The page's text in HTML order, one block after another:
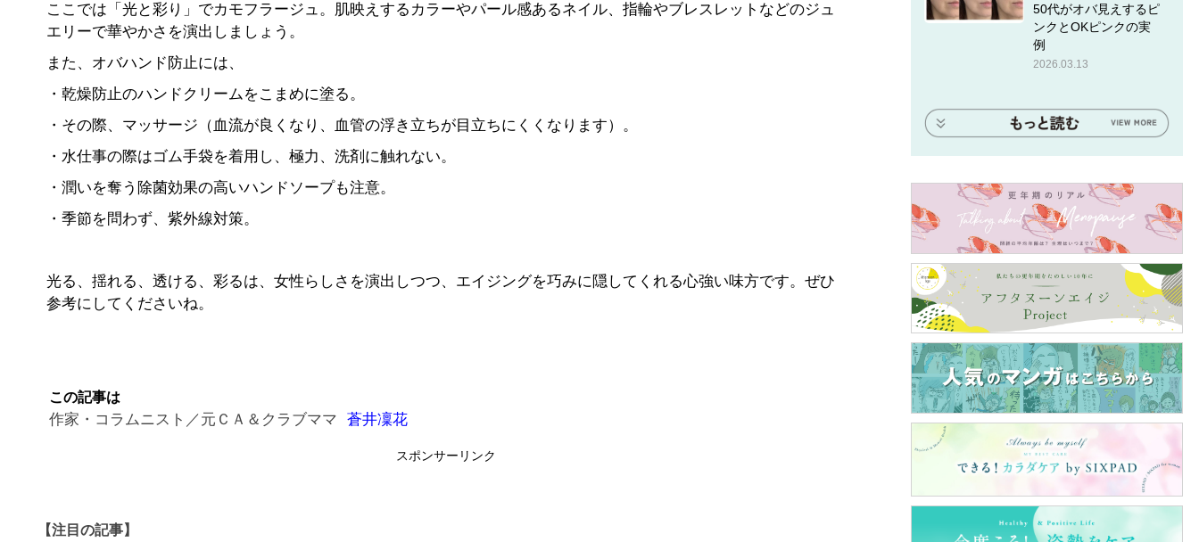
ここでは「光と彩り」でカモフラージュ。肌映えするカラーやパール感あるネイル、指輪やブレスレットなどのジュ
エリーで華やかさを演出しましょう。
また、オバハンド防止には、
・乾燥防止のハンドクリームをこまめに塗る。
・その際、マッサージ（血流が良くなり、血管の浮き立ちが目立ちにくくなります）。
・水仕事の際はゴム手袋を着用し、極力、洗剤に触れない。
・潤いを奪う除菌効果の高いハンドソープも注意。
・季節を問わず、紫外線対策。
光る、揺れる、透ける、彩るは、女性らしさを演出しつつ、エイジングを巧みに隠してくれる心強い味方です。ぜひ
参考にしてくださいね。
この記事は
作家・コラムニスト／元ＣＡ＆クラブママ 蒼井凜花
スポンサーリンク
【注目の記事】
50代がオバ見えするピ
ンクとOKピンクの実
例
2026.03.13